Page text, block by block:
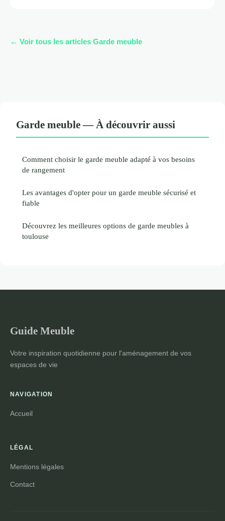
← Voir tous les articles Garde meuble
Garde meuble — À découvrir aussi
Comment choisir le garde meuble adapté à vos besoins
de rangement
Les avantages d'opter pour un garde meuble sécurisé et
fiable
Découvrez les meilleures options de garde meubles à
toulouse
Guide Meuble
Votre inspiration quotidienne pour l'aménagement de vos
espaces de vie
NAVIGATION
Accueil
LÉGAL
Mentions légales
Contact